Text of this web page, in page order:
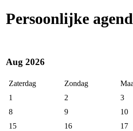
Persoonlijke
Aug 2026
Zaterdag Zondag
1
2
3
8
9
10
15
16
17